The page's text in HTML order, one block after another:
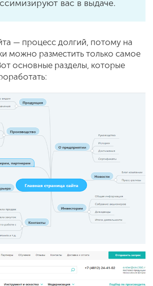
вас в выдаче.
— процесс долгий, потому на
можно разместить только самое
основные разделы, которые